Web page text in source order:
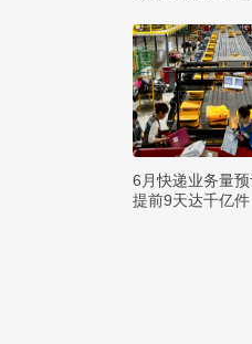
6月快递业务量
提前9天达千亿件